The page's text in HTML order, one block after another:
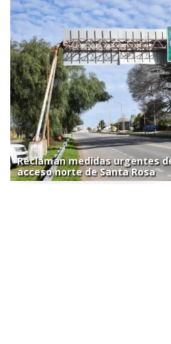
Reclaman medidas urgentes
acceso norte de Santa Rosa